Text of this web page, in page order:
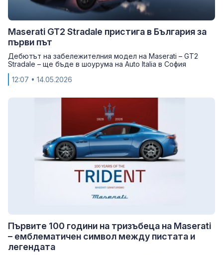
Maserati GT2 Stradale пристига в България за
първи път
Дебютът на забележителния модел на Maserati – GT2
Stradale – ще бъде в шоурума на Auto Italiа в София
12:07 • 14.05.2026
Първите 100 години на тризъбеца на Maserati
– емблематичен символ между пистата и
легендата